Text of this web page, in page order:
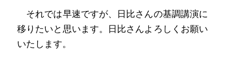
それでは早速ですが、日比さんの基調講演に
移りたいと思います。日比さんよろしくお願い
いたします。